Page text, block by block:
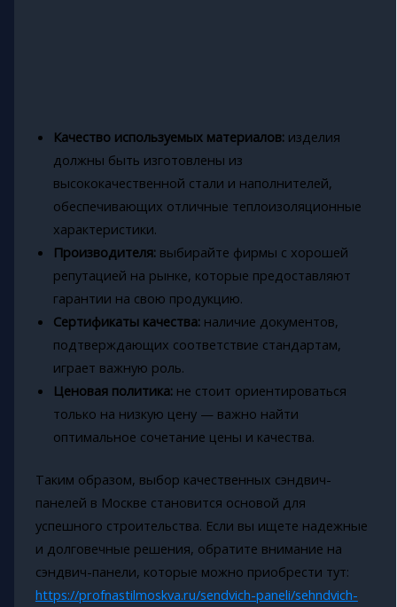
Качество используемых материалов:изделия
должны быть изготовлены из
высококачественной стали и наполнителей,
обеспечивающих отличные теплоизоляционные
характеристики.
Производителя:выбирайте фирмы с хорошей
репутацией на рынке, которые предоставляют
гарантии на свою продукцию.
Сертификаты качества:наличие документов,
подтверждающих соответствие стандартам,
играет важную роль.
Ценовая политика:не стоит ориентироваться
только на низкую цену — важно найти
оптимальное сочетание цены и качества.
Таким образом, выбор качественных сэндвич-
панелей в Москве становится основой для
успешного строительства. Если вы ищете надежные
и долговечные решения, обратите внимание на
сэндвич-панели, которые можно приобрести тут:
https://profnastilmoskva.ru/sendvich-paneli/sehndvich-